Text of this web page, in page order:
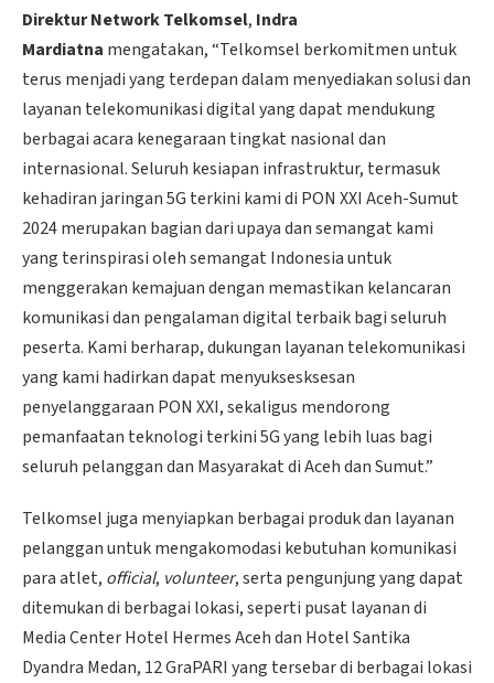
Direktur Network Telkomsel, Indra
Mardiatna mengatakan, “Telkomsel berkomitmen untuk
terus menjadi yang terdepan dalam menyediakan solusi dan
layanan telekomunikasi digital yang dapat mendukung
berbagai acara kenegaraan tingkat nasional dan
internasional. Seluruh kesiapan infrastruktur, termasuk
kehadiran jaringan 5G terkini kami di PON XXI Aceh-Sumut
2024 merupakan bagian dari upaya dan semangat kami
yang terinspirasi oleh semangat Indonesia untuk
menggerakan kemajuan dengan memastikan kelancaran
komunikasi dan pengalaman digital terbaik bagi seluruh
peserta. Kami berharap, dukungan layanan telekomunikasi
yang kami hadirkan dapat menyuksesksesan
penyelanggaraan PON XXI, sekaligus mendorong
pemanfaatan teknologi terkini 5G yang lebih luas bagi
seluruh pelanggan dan Masyarakat di Aceh dan Sumut.”
Telkomsel juga menyiapkan berbagai produk dan layanan
pelanggan untuk mengakomodasi kebutuhan komunikasi
para atlet, official, volunteer, serta pengunjung yang dapat
ditemukan di berbagai lokasi, seperti pusat layanan di
Media Center Hotel Hermes Aceh dan Hotel Santika
Dyandra Medan, 12 GraPARI yang tersebar di berbagai lokasi